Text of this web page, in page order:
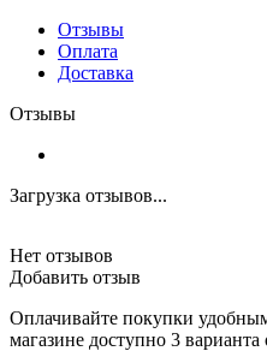
Отзывы
Оплата
Доставка
Отзывы
Загрузка отзывов...
Нет отзывов
Добавить отзыв
Оплачивайте покупки
магазине доступно 3 варианта